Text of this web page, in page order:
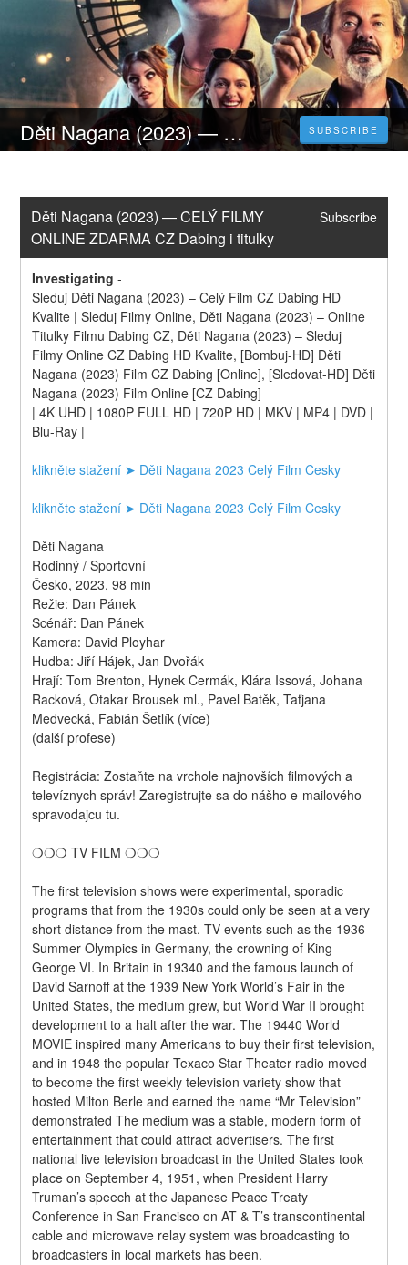
Děti Nagana (2023) — CELÝ FILMY ONLINE ZDARMA CZ Dabing i titulky SUBSCRIBE
Děti Nagana (2023) — CELÝ FILMY
ONLINE ZDARMA CZ Dabing i titulky
Subscribe
Investigating -
Sleduj Děti Nagana (2023) – Celý Film CZ Dabing HD
Kvalite | Sleduj Filmy Online, Děti Nagana (2023) – Online
Titulky Filmu Dabing CZ, Děti Nagana (2023) – Sleduj
Filmy Online CZ Dabing HD Kvalite, [Bombuj-HD] Děti
Nagana (2023) Film CZ Dabing [Online], [Sledovat-HD] Děti
Nagana (2023) Film Online [CZ Dabing]
| 4K UHD | 1080P FULL HD | 720P HD | MKV | MP4 | DVD |
Blu-Ray |
klikněte stažení ➤ Děti Nagana 2023 Celý Film Cesky
klikněte stažení ➤ Děti Nagana 2023 Celý Film Cesky
Děti Nagana
Rodinný / Sportovní
Česko, 2023, 98 min
Režie: Dan Pánek
Scénář: Dan Pánek
Kamera: David Ployhar
Hudba: Jiří Hájek, Jan Dvořák
Hrají: Tom Brenton, Hynek Čermák, Klára Issová, Johana
Racková, Otakar Brousek ml., Pavel Batěk, Taťjana
Medvecká, Fabián Šetlík (více)
(další profese)
Registrácia: Zostaňte na vrchole najnovších filmových a
televíznych správ! Zaregistrujte sa do nášho e-mailového
spravodajcu tu.
❍❍❍ TV FILM ❍❍❍
The first television shows were experimental, sporadic
programs that from the 1930s could only be seen at a very
short distance from the mast. TV events such as the 1936
Summer Olympics in Germany, the crowning of King
George VI. In Britain in 19340 and the famous launch of
David Sarnoff at the 1939 New York World’s Fair in the
United States, the medium grew, but World War II brought
development to a halt after the war. The 19440 World
MOVIE inspired many Americans to buy their first television,
and in 1948 the popular Texaco Star Theater radio moved
to become the first weekly television variety show that
hosted Milton Berle and earned the name “Mr Television”
demonstrated The medium was a stable, modern form of
entertainment that could attract advertisers. The first
national live television broadcast in the United States took
place on September 4, 1951, when President Harry
Truman’s speech at the Japanese Peace Treaty
Conference in San Francisco on AT & T’s transcontinental
cable and microwave relay system was broadcasting to
broadcasters in local markets has been.